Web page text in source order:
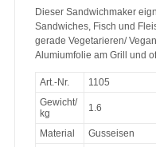
Dieser Sandwichmaker
Sandwiches, Fisch und
gerade Vegetarieren/
Alumiumfolie am Grill und
Art.-Nr.
1105
Gewicht/
kg
1.6
Material
Gusseisen